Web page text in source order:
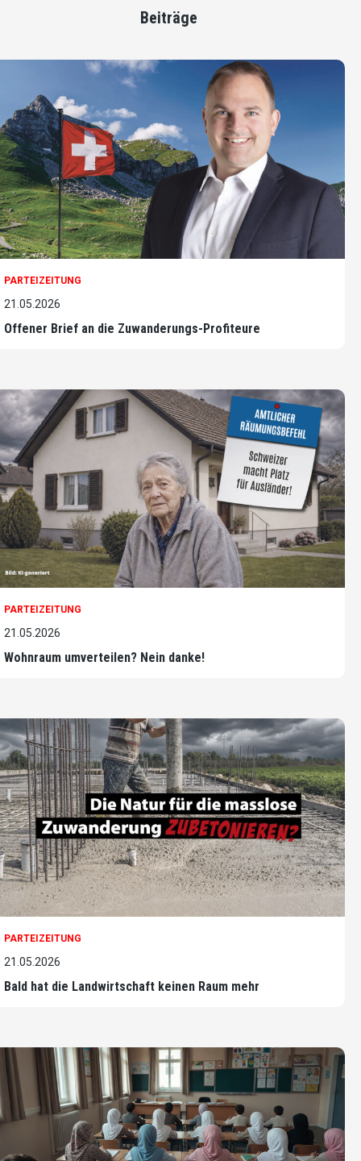
Beiträge
PARTEIZEITUNG
21.05.2026
Offener Brief an die Zuwanderungs-Profiteure
PARTEIZEITUNG
21.05.2026
Wohnraum umverteilen? Nein danke!
PARTEIZEITUNG
21.05.2026
Bald hat die Landwirtschaft keinen Raum mehr